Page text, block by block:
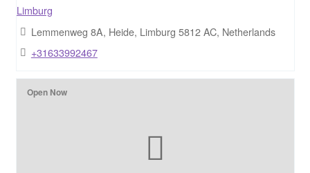
Limburg
Lemmenweg 8A, Heide, Limburg 5812 AC, Netherlands
+31633992467
Open Now